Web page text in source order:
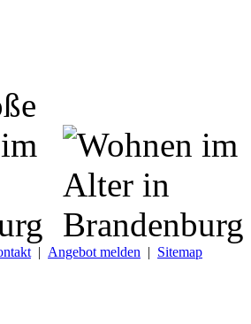
| Angebot melden | Sitemap